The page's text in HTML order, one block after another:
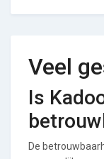
Veel
Is
De